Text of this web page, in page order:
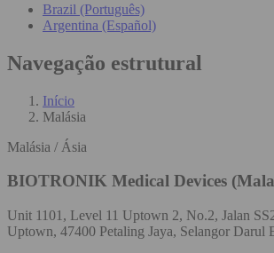
Brazil (Português)
Argentina (Español)
Navegação estrutural
Início
Malásia
Malásia / Ásia
BIOTRONIK Medical Devices
Unit 1101, Level 11 Uptown 2, No.2, Jalan
Uptown, 47400 Petaling Jaya, Selangor Darul